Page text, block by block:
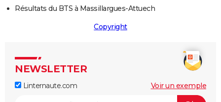
Résultats du BTS à Massillargues-Attuech
Copyright
NEWSLETTER
Linternaute.com Voir un exemple